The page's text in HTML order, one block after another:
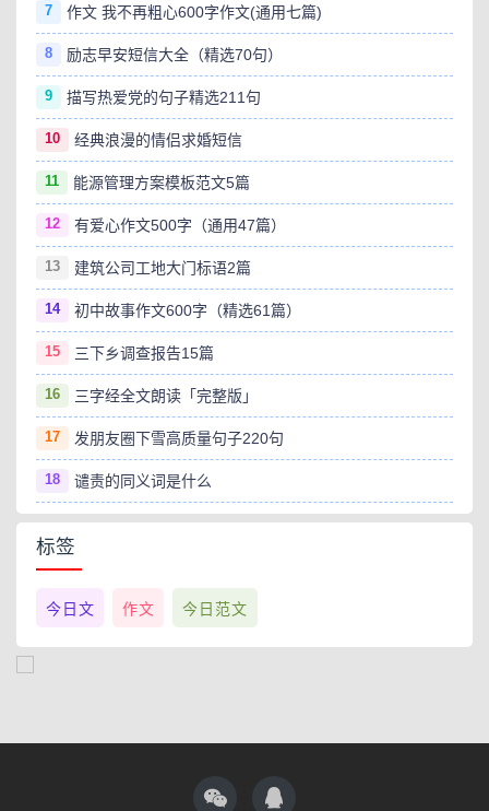
7 作文 我不再粗心600字作文(通用七篇)
8 励志早安短信大全（精选70句）
9 描写热爱党的句子精选211句
10 经典浪漫的情侣求婚短信
11 能源管理方案模板范文5篇
12 有爱心作文500字（通用47篇）
13 建筑公司工地大门标语2篇
14 初中故事作文600字（精选61篇）
15 三下乡调查报告15篇
16 三字经全文朗读「完整版」
17 发朋友圈下雪高质量句子220句
18 谴责的同义词是什么
标签
今日文 作文 今日范文